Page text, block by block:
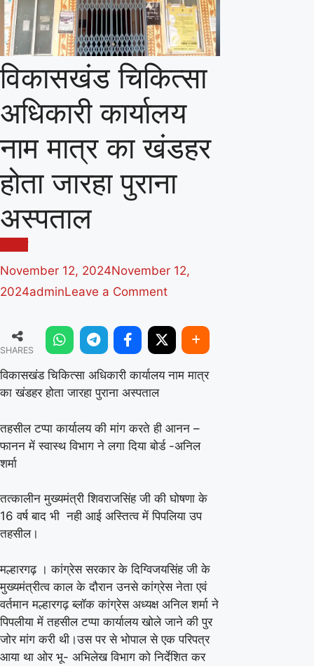
विकासखंड चिकित्सा
अधिकारी कार्यालय
नाम मात्र का खंडहर
होता जारहा पुराना
अस्पताल
November 12, 2024November 12,
2024adminLeave a Commenton
चिकित्सा
अधिकारी
कार्यालय
जारहा
पुराना
SHARES
विकासखंड चिकित्सा अधिकारी कार्यालय नाम मात्र
का खंडहर होता जारहा पुराना अस्पताल
तहसील टप्पा कार्यालय की मांग करते ही आनन –
फानन में स्वास्थ विभाग ने लगा दिया बोर्ड -अनिल
शर्मा
तत्कालीन मुख्यमंत्री शिवराजसिंह जी की घोषणा के
16 वर्ष बाद भी नही आई अस्तित्व में पिपलिया उप
तहसील।
मल्हारगढ़ । कांग्रेस सरकार के दिग्विजयसिंह जी के
मुख्यमंत्रीत्व काल के दौरान उनसे कांग्रेस नेता एवं
वर्तमान मल्हारगढ़ ब्लॉक कांग्रेस अध्यक्ष अनिल शर्मा ने
पिपलीया में तहसील टप्पा कार्यालय खोले जाने की पुर
जोर मांग करी थी।उस पर से भोपाल से एक परिपत्र
आया था ओर भू- अभिलेख विभाग को निर्देशित कर